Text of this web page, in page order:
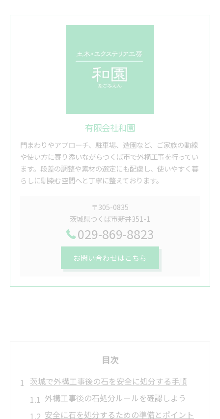
有限会社和園
門まわりやアプローチ、駐車場、造園など、ご家族の動線
や使い方に寄り添いながらつくば市で外構工事を行ってい
ます。段差の調整や素材の選定にも配慮し、使いやすく暮
らしに馴染む空間へと丁寧に整えております。
〒305-0835
茨城県つくば市新井351-1
029-869-8823
お問い合わせはこちら
目次
茨城で外構工事後の石を安全に処分する手順
外構工事後の石処分ルールを確認しよう
安全に石を処分するための準備とポイント